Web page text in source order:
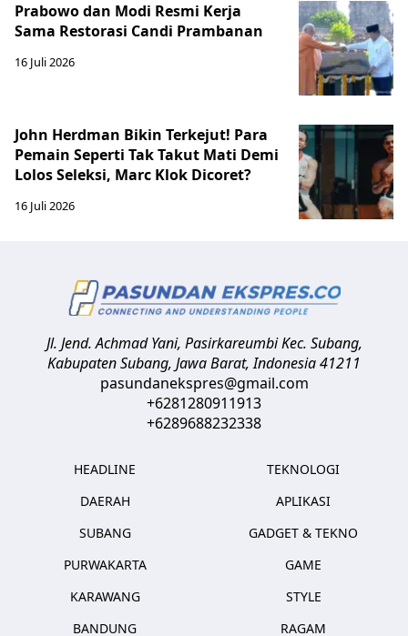
Prabowo dan Modi Resmi Kerja
Sama Restorasi Candi Prambanan
16 Juli 2026
John Herdman Bikin Terkejut! Para
Pemain Seperti Tak Takut Mati Demi
Lolos Seleksi, Marc Klok Dicoret?
16 Juli 2026
Jl. Jend. Achmad Yani, Pasirkareumbi Kec. Subang,
Kabupaten Subang, Jawa Barat,Indonesia41211
pasundanekspres@gmail.com
+6281280911913
+6289688232338
HEADLINE
DAERAH
SUBANG
PURWAKARTA
KARAWANG
BANDUNG
TEKNOLOGI
APLIKASI
GADGET & TEKNO
GAME
STYLE
RAGAM